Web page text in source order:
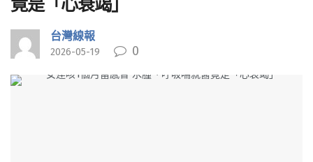
竟是「心衰竭」
台灣線報
2026-05-19 0